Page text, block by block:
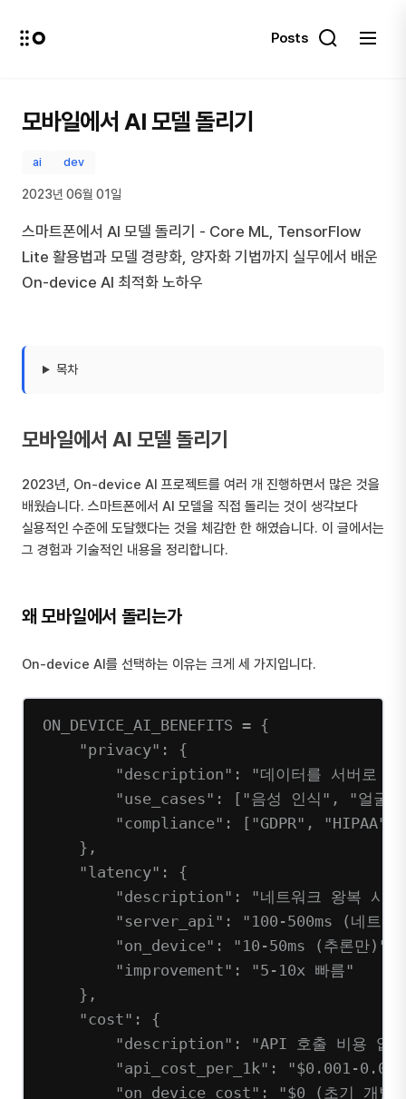
Posts
모바일에서 AI 모델 돌리기
ai dev
2023년 06월 01일
스마트폰에서 AI 모델 돌리기 - Core ML, TensorFlow
Lite 활용법과 모델 경량화, 양자화 기법까지 실무에서 배운
On-device AI 최적화 노하우
목차
모바일에서 AI 모델 돌리기
2023년, On-device AI 프로젝트를 여러 개 진행하면서 많은 것을
배웠습니다. 스마트폰에서 AI 모델을 직접 돌리는 것이 생각보다
실용적인 수준에 도달했다는 것을 체감한 한 해였습니다. 이 글에서는
그 경험과 기술적인 내용을 정리합니다.
왜 모바일에서 돌리는가
On-device AI를 선택하는 이유는 크게 세 가지입니다.
ON_DEVICE_AI_BENEFITS = {
"privacy" : {
"description" : "데이터를 서버로
"use_cases" : [ "음성 인식" , "얼굴
"compliance" : [ "GDPR" , "HIPAA"
},
"latency" : {
"description" : "네트워크 왕복 시
"server_api" : "100-500ms (네트워
"on_device" : "10-50ms (추론만)"
"improvement" : "5-10x 빠름"
},
"cost" : {
"description" : "API 호출 비용 없
"api_cost_per_1k" : "$0.001-0.01"
"on_device_cost" : "$0 (초기 개발